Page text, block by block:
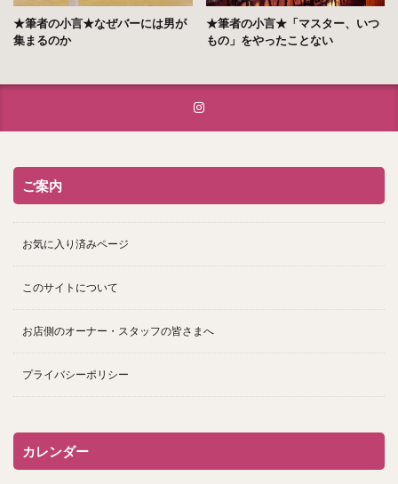
★筆者の小言★なぜバーには男が
集まるのか
★筆者の小言★「マスター、いつ
もの」をやったことない
ご案内
お気に入り済みページ
このサイトについて
お店側のオーナー・スタッフの皆さまへ
プライバシーポリシー
カレンダー